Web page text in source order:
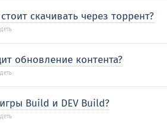
скачивать через торрент?
обновление контента?
Build и DEV Build?